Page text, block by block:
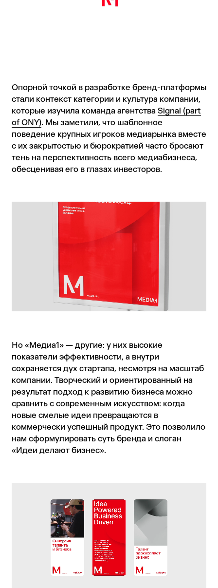
Опорной точкой в разработке бренд-платформы
стали контекст категории и культура компании,
которые изучила команда агентства Signal (part
of ONY). Мы заметили, что шаблонное
поведение крупных игроков медиарынка вместе
с их закрытостью и бюрократией часто бросают
тень на перспективность всего медиабизнеса,
обесценивая его в глазах инвесторов.
Но «Медиа1» — другие: у них высокие
показатели эффективности, а внутри
сохраняется дух стартапа, несмотря на масштаб
компании. Творческий и ориентированный на
результат подход к развитию бизнеса можно
сравнить с современным искусством: когда
новые смелые идеи превращаются в
коммерчески успешный продукт. Это позволило
нам сформулировать суть бренда и слоган
«Идеи делают бизнес».